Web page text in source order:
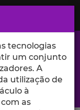
Iscte
tecnologias
um conjunto
A
utilização de
à
as